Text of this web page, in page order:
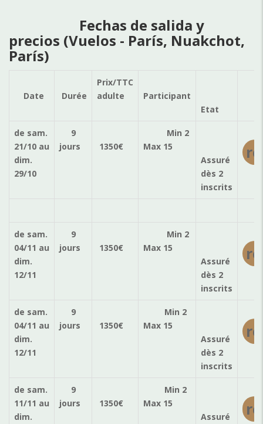
Fechas de salida y
precios (Vuelos - París, Nuakchot,
París)
Date Durée
Prix/TTC
adulte
Participant
Etat
de sam.
21/10 au
dim.
29/10
9
jours
1350€
Min 2
Max 15
Assuré
dès 2
inscrits
de sam.
04/11 au
dim.
12/11
9
jours
1350€
Min 2
Max 15
Assuré
dès 2
inscrits
de sam.
04/11 au
dim.
12/11
9
jours
1350€
Min 2
Max 15
Assuré
dès 2
inscrits
de sam.
11/11 au
dim.
9
jours
1350€
Min 2
Max 15
Assuré